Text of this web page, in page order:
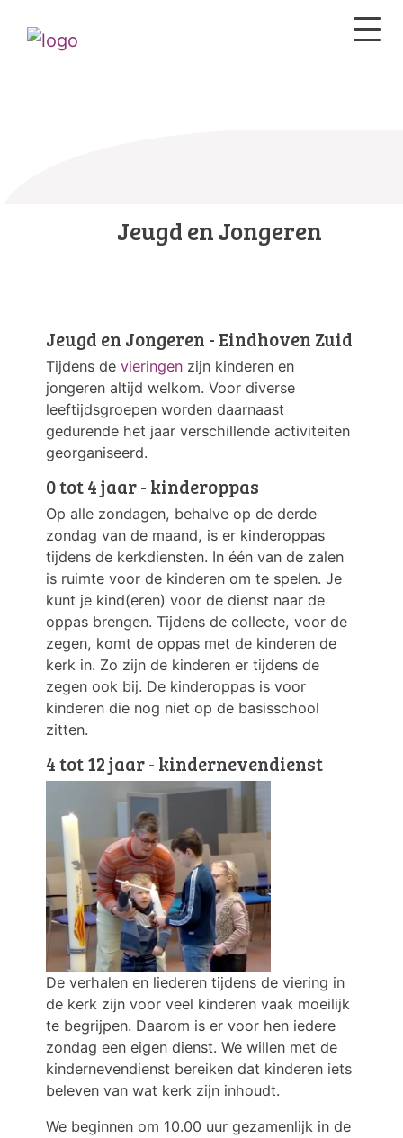
Jeugd en Jongeren
Jeugd en Jongeren - Eindhoven Zuid
Tijdens de vieringen zijn kinderen en
jongeren altijd welkom. Voor diverse
leeftijdsgroepen worden daarnaast
gedurende het jaar verschillende activiteiten
georganiseerd.
0 tot 4 jaar - kinderoppas
Op alle zondagen, behalve op de derde
zondag van de maand, is er kinderoppas
tijdens de kerkdiensten. In één van de zalen
is ruimte voor de kinderen om te spelen. Je
kunt je kind(eren) voor de dienst naar de
oppas brengen. Tijdens de collecte, voor de
zegen, komt de oppas met de kinderen de
kerk in. Zo zijn de kinderen er tijdens de
zegen ook bij. De kinderoppas is voor
kinderen die nog niet op de basisschool
zitten.
4 tot 12 jaar - kindernevendienst
De verhalen en liederen tijdens de viering in
de kerk zijn voor veel kinderen vaak moeilijk
te begrijpen. Daarom is er voor hen iedere
zondag een eigen dienst. We willen met de
kindernevendienst bereiken dat kinderen iets
beleven van wat kerk zijn inhoudt.
We beginnen om 10.00 uur gezamenlijk in de